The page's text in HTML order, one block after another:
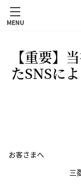
MENU
【重要】
たSNSに
お客さまへ
三